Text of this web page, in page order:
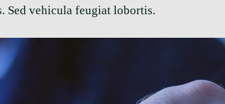
Sed vehicula feugiat lobortis.